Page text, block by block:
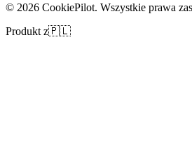
© 2026 CookiePilot. Wszystkie prawa
Produkt z🇵🇱